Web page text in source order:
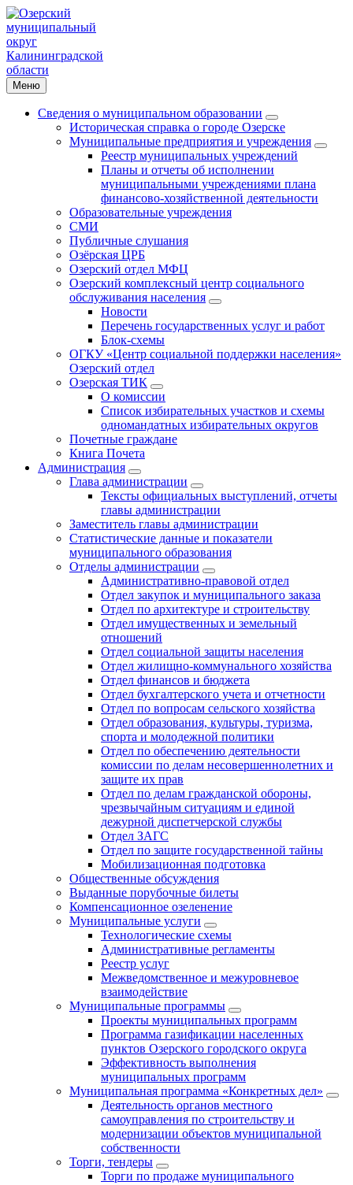
Меню
Сведения о муниципальном образовании
Историческая справка о городе Озерске
Муниципальные предприятия и учреждения
Реестр муниципальных учреждений
Планы и отчеты об исполнении
муниципальными учреждениями плана
финансово-хозяйственной деятельности
Образовательные учреждения
СМИ
Публичные слушания
Озёрская ЦРБ
Озерский отдел МФЦ
Озерский комплексный центр социального
обслуживания населения
Новости
Перечень государственных услуг и работ
Блок-схемы
ОГКУ «Центр социальной поддержки населения»
Озерский отдел
Озерская ТИК
О комиссии
Список избирательных участков и схемы
одномандатных избирательных округов
Почетные граждане
Книга Почета
Администрация
Глава администрации
Тексты официальных выступлений, отчеты
главы администрации
Заместитель главы администрации
Статистические данные и показатели
муниципального образования
Отделы администрации
Административно-правовой отдел
Отдел закупок и муниципального заказа
Отдел по архитектуре и строительству
Отдел имущественных и земельный
отношений
Отдел социальной защиты населения
Отдел жилищно-коммунального хозяйства
Отдел финансов и бюджета
Отдел бухгалтерского учета и отчетности
Отдел по вопросам сельского хозяйства
Отдел образования, культуры, туризма,
спорта и молодежной политики
Отдел по обеспечению деятельности
комиссии по делам несовершеннолетних и
защите их прав
Отдел по делам гражданской обороны,
чрезвычайным ситуациям и единой
дежурной диспетчерской службы
Отдел ЗАГС
Отдел по защите государственной тайны
Мобилизационная подготовка
Общественные обсуждения
Выданные порубочные билеты
Компенсационное озеленение
Муниципальные услуги
Технологические схемы
Административные регламенты
Реестр услуг
Межведомственное и межуровневое
взаимодействие
Муниципальные программы
Проекты муниципальных программ
Программа газификации населенных
пунктов Озерского городского округа
Эффективность выполнения
муниципальных программ
Муниципальная программа «Конкретных дел»
Деятельность органов местного
самоуправления по строительству и
модернизации объектов муниципальной
собственности
Торги, тендеры
Торги по продаже муниципального